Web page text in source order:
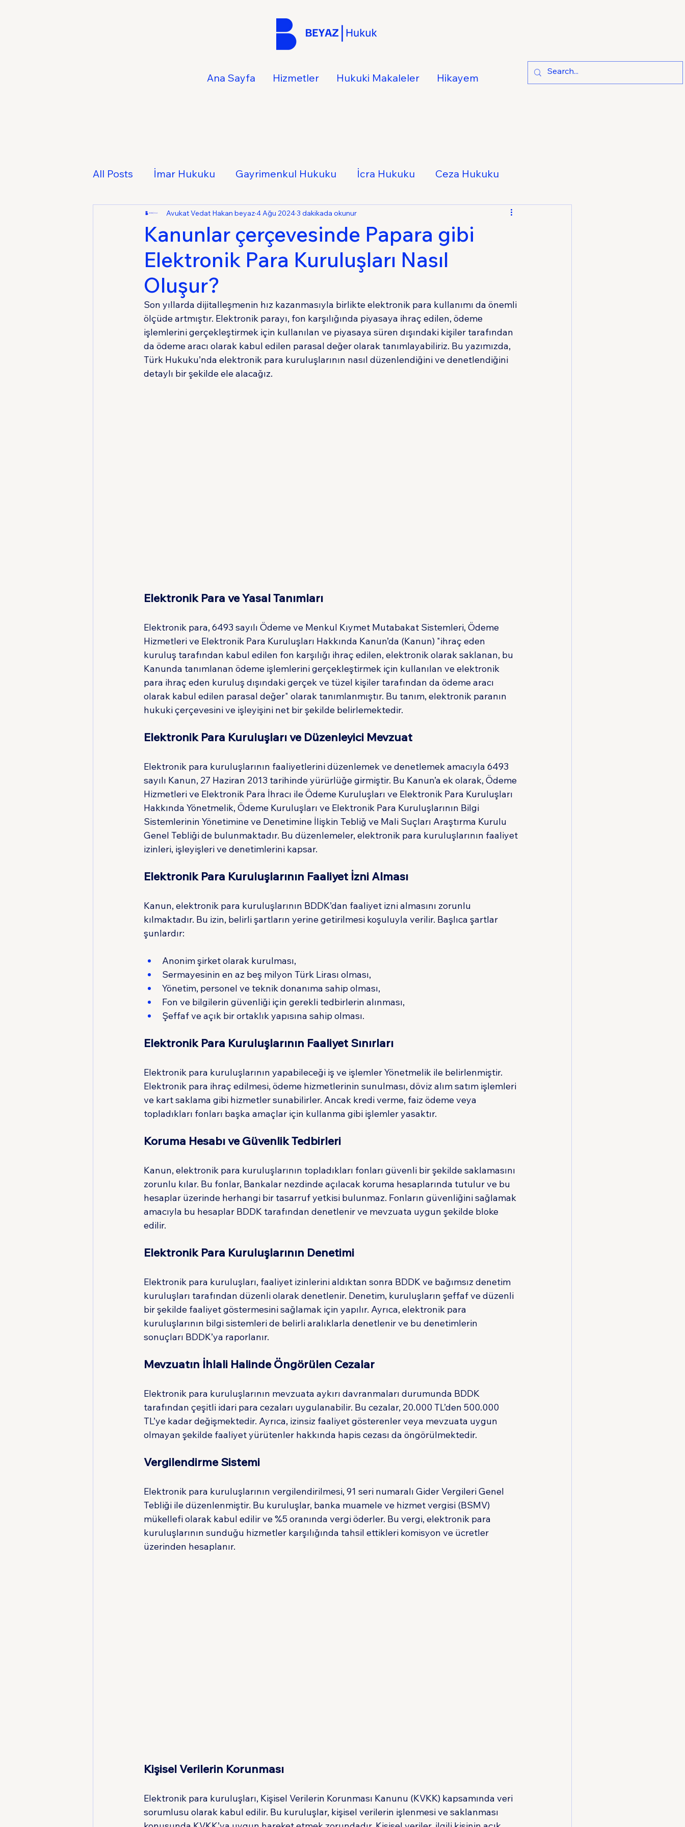
Ana Sayfa Hizmetler Hukuki Makaleler Hikayem
All Posts İmar Hukuku Gayrimenkul Hukuku İcra Hukuku Ceza Hukuku
Fikri ve Sınai Mülkiyet Hukuku İş Hukuku Ticaret Hukuku
Medeni Usul Hukuku Sigorta Hukuku Tüketici Hukuku İdare Hukuku
Kanunlar çerçevesinde Papara gibi
Elektronik Para Kuruluşları Nasıl
Oluşur?
Avukat Vedat Hakan beyaz4 Ağu 20243 dakikada okunur
Son yıllarda dijitalleşmenin hız kazanmasıyla birlikte elektronik para kullanımı da önemli
ölçüde artmıştır. Elektronik parayı, fon karşılığında piyasaya ihraç edilen, ödeme
işlemlerini gerçekleştirmek için kullanılan ve piyasaya süren dışındaki kişiler tarafından
da ödeme aracı olarak kabul edilen parasal değer olarak tanımlayabiliriz. Bu yazımızda,
Türk Hukuku’nda elektronik para kuruluşlarının nasıl düzenlendiğini ve denetlendiğini
detaylı bir şekilde ele alacağız.
Elektronik Para ve Yasal Tanımları
Elektronik para, 6493 sayılı Ödeme ve Menkul Kıymet Mutabakat Sistemleri, Ödeme
Hizmetleri ve Elektronik Para Kuruluşları Hakkında Kanun’da (Kanun) "ihraç eden
kuruluş tarafından kabul edilen fon karşılığı ihraç edilen, elektronik olarak saklanan, bu
Kanunda tanımlanan ödeme işlemlerini gerçekleştirmek için kullanılan ve elektronik
para ihraç eden kuruluş dışındaki gerçek ve tüzel kişiler tarafından da ödeme aracı
olarak kabul edilen parasal değer" olarak tanımlanmıştır. Bu tanım, elektronik paranın
hukuki çerçevesini ve işleyişini net bir şekilde belirlemektedir.
Elektronik Para Kuruluşları ve Düzenleyici Mevzuat
Elektronik para kuruluşlarının faaliyetlerini düzenlemek ve denetlemek amacıyla 6493
sayılı Kanun, 27 Haziran 2013 tarihinde yürürlüğe girmiştir. Bu Kanun’a ek olarak, Ödeme
Hizmetleri ve Elektronik Para İhracı ile Ödeme Kuruluşları ve Elektronik Para Kuruluşları
Hakkında Yönetmelik, Ödeme Kuruluşları ve Elektronik Para Kuruluşlarının Bilgi
Sistemlerinin Yönetimine ve Denetimine İlişkin Tebliğ ve Mali Suçları Araştırma Kurulu
Genel Tebliği de bulunmaktadır. Bu düzenlemeler, elektronik para kuruluşlarının faaliyet
izinleri, işleyişleri ve denetimlerini kapsar.
Elektronik Para Kuruluşlarının Faaliyet İzni Alması
Kanun, elektronik para kuruluşlarının BDDK’dan faaliyet izni almasını zorunlu
kılmaktadır. Bu izin, belirli şartların yerine getirilmesi koşuluyla verilir. Başlıca şartlar
şunlardır:
Anonim şirket olarak kurulması,
Sermayesinin en az beş milyon Türk Lirası olması,
Yönetim, personel ve teknik donanıma sahip olması,
Fon ve bilgilerin güvenliği için gerekli tedbirlerin alınması,
Şeffaf ve açık bir ortaklık yapısına sahip olması.
Elektronik Para Kuruluşlarının Faaliyet Sınırları
Elektronik para kuruluşlarının yapabileceği iş ve işlemler Yönetmelik ile belirlenmiştir.
Elektronik para ihraç edilmesi, ödeme hizmetlerinin sunulması, döviz alım satım işlemleri
ve kart saklama gibi hizmetler sunabilirler. Ancak kredi verme, faiz ödeme veya
topladıkları fonları başka amaçlar için kullanma gibi işlemler yasaktır.
Koruma Hesabı ve Güvenlik Tedbirleri
Kanun, elektronik para kuruluşlarının topladıkları fonları güvenli bir şekilde saklamasını
zorunlu kılar. Bu fonlar, Bankalar nezdinde açılacak koruma hesaplarında tutulur ve bu
hesaplar üzerinde herhangi bir tasarruf yetkisi bulunmaz. Fonların güvenliğini sağlamak
amacıyla bu hesaplar BDDK tarafından denetlenir ve mevzuata uygun şekilde bloke
edilir.
Elektronik Para Kuruluşlarının Denetimi
Elektronik para kuruluşları, faaliyet izinlerini aldıktan sonra BDDK ve bağımsız denetim
kuruluşları tarafından düzenli olarak denetlenir. Denetim, kuruluşların şeffaf ve düzenli
bir şekilde faaliyet göstermesini sağlamak için yapılır. Ayrıca, elektronik para
kuruluşlarının bilgi sistemleri de belirli aralıklarla denetlenir ve bu denetimlerin
sonuçları BDDK’ya raporlanır.
Mevzuatın İhlali Halinde Öngörülen Cezalar
Elektronik para kuruluşlarının mevzuata aykırı davranmaları durumunda BDDK
tarafından çeşitli idari para cezaları uygulanabilir. Bu cezalar, 20.000 TL’den 500.000
TL’ye kadar değişmektedir. Ayrıca, izinsiz faaliyet gösterenler veya mevzuata uygun
olmayan şekilde faaliyet yürütenler hakkında hapis cezası da öngörülmektedir.
Vergilendirme Sistemi
Elektronik para kuruluşlarının vergilendirilmesi, 91 seri numaralı Gider Vergileri Genel
Tebliği ile düzenlenmiştir. Bu kuruluşlar, banka muamele ve hizmet vergisi (BSMV)
mükellefi olarak kabul edilir ve %5 oranında vergi öderler. Bu vergi, elektronik para
kuruluşlarının sunduğu hizmetler karşılığında tahsil ettikleri komisyon ve ücretler
üzerinden hesaplanır.
Kişisel Verilerin Korunması
Elektronik para kuruluşları, Kişisel Verilerin Korunması Kanunu (KVKK) kapsamında veri
sorumlusu olarak kabul edilir. Bu kuruluşlar, kişisel verilerin işlenmesi ve saklanması